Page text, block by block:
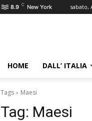
8.9 C New York sabato,
HOME DALL’ ITALIA
Tags Maesi
Tag: Maesi